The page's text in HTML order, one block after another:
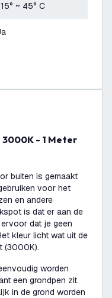
~ 45° C
buiten is gemaakt
voor het
en andere
is dat er aan de
dat je geen
kleur licht wat uit de
(3000K).
worden
een grondpen zit.
in de grond worden